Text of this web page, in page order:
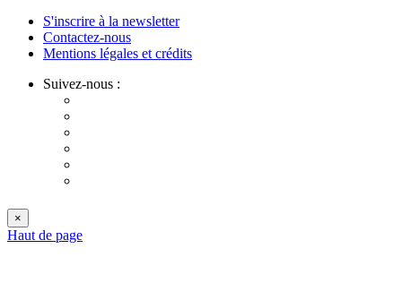
S'inscrire à la newsletter
Contactez-nous
Mentions légales et crédits
Suivez-nous :
×
Haut de page